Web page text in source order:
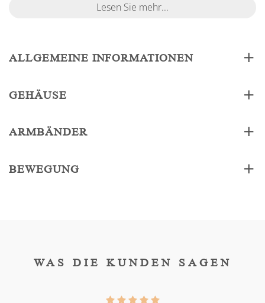
Lesen Sie mehr...
ALLGEMEINE INFORMATIONEN
GEHÄUSE
ARMBÄNDER
BEWEGUNG
WAS DIE KUNDEN SAGEN